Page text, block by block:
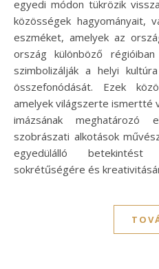
egyedi módon tükrözik
közösségek hagyományait,
eszméket, amelyek az
ország különböző
szimbolizálják a helyi
összefonódását. Ezek
amelyek világszerte ismertté
imázsának
szobrászati alkotások
egyedülálló
sokrétűségére és